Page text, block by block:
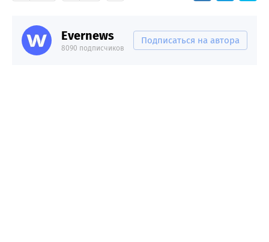
Evernews
8090 подписчиков
Подписаться на автора